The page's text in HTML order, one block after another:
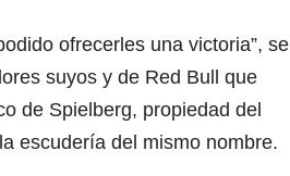
ofrecerles una victoria”, se
suyos y de Red Bull que
de Spielberg, propiedad del
escudería del mismo nombre.